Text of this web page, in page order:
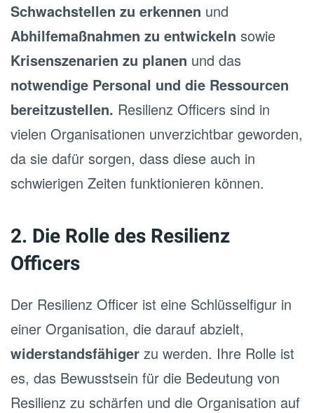
Schwachstellen zu erkennen und
Abhilfemaßnahmen zu entwickeln sowie
Krisenszenarien zu planen und das
notwendige Personal und die Ressourcen
bereitzustellen. Resilienz Officers sind in
vielen Organisationen unverzichtbar geworden,
da sie dafür sorgen, dass diese auch in
schwierigen Zeiten funktionieren können.
2. Die Rolle des Resilienz
Officers
Der Resilienz Officer ist eine Schlüsselfigur in
einer Organisation, die darauf abzielt,
widerstandsfähiger zu werden. Ihre Rolle ist
es, das Bewusstsein für die Bedeutung von
Resilienz zu schärfen und die Organisation auf